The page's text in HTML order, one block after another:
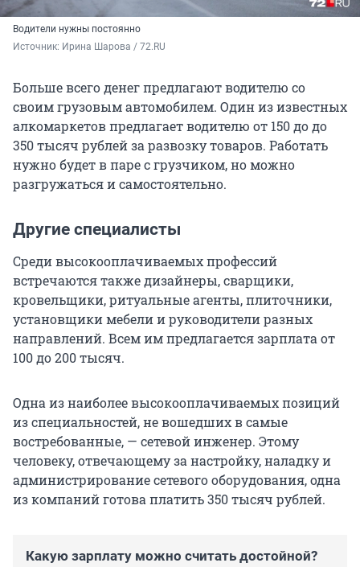
Водители нужны постоянно
Источник: Ирина Шарова / 72.RU
Больше всего денег предлагают водителю со
своим грузовым автомобилем. Один из известных
алкомаркетов предлагает водителю от 150 до до
350 тысяч рублей за развозку товаров. Работать
нужно будет в паре с грузчиком, но можно
разгружаться и самостоятельно.
Другие специалисты
Среди высокооплачиваемых профессий
встречаются также дизайнеры, сварщики,
кровельщики, ритуальные агенты, плиточники,
установщики мебели и руководители разных
направлений. Всем им предлагается зарплата от
100 до 200 тысяч.
Одна из наиболее высокооплачиваемых позиций
из специальностей, не вошедших в самые
востребованные, — сетевой инженер. Этому
человеку, отвечающему за настройку, наладку и
администрирование сетевого оборудования, одна
из компаний готова платить 350 тысяч рублей.
Какую зарплату можно считать достойной?